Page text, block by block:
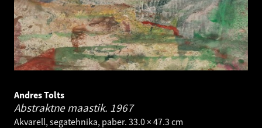
Andres Tolts
Abstraktne maastik. 1967
Akvarell, segatehnika, paber. 33.0 × 47.3 cm